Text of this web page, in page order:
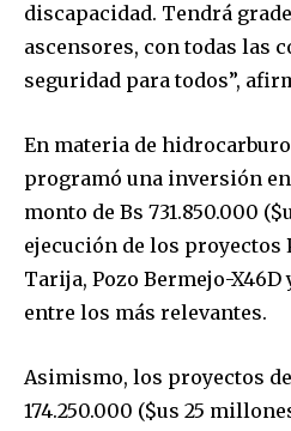
discapacidad. Tendrá
ascensores, con todas las
seguridad para todos”,
En materia de
programó una inversión
monto de Bs 731.850.000
ejecución de los proyectos
Tarija, Pozo Bermejo-X46D
entre los más relevantes.
Asimismo, los proyectos
174.250.000 ($us 25